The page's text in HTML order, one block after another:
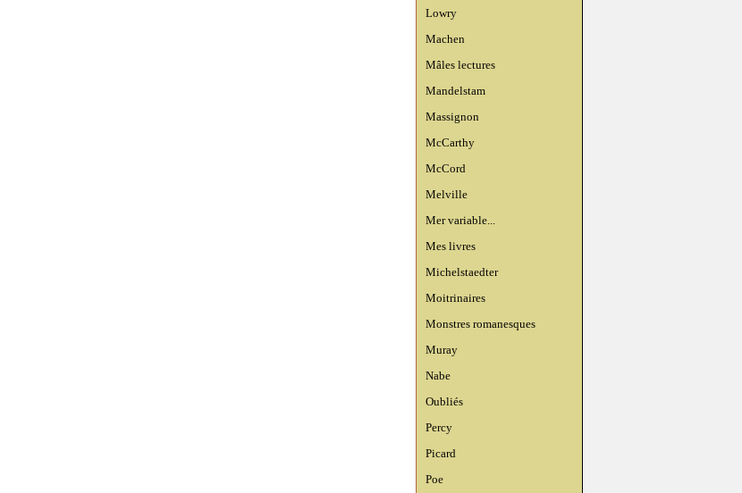
Lowry
Machen
Mâles lectures
Mandelstam
Massignon
McCarthy
McCord
Melville
Mer variable...
Mes livres
Michelstaedter
Moitrinaires
Monstres romanesques
Muray
Nabe
Oubliés
Percy
Picard
Poe